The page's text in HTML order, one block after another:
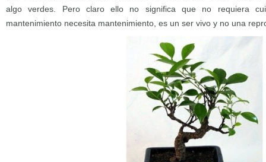
algo verdes. Pero claro ello no significa que no requiera
mantenimiento necesita mantenimiento, es un ser vivo y no una